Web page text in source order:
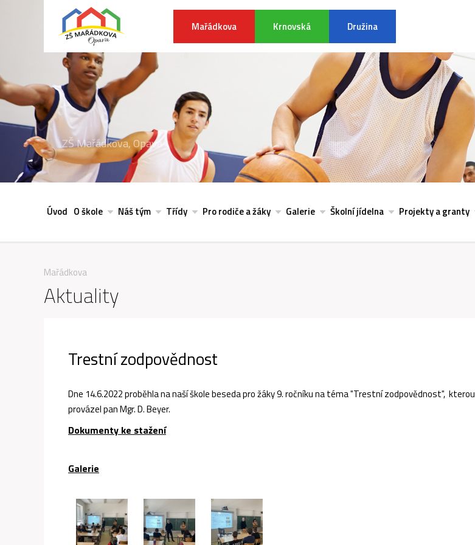
Mařádkova Krnovská Družina
ZŠ Mařádkova, Opava
Úvod O škole Náš tým Třídy Pro rodiče a žáky Galerie Školní jídelna Projekty a granty
Mařádkova
Aktuality
Trestní zodpovědnost
Dne 14.6.2022 proběhla na naší škole beseda pro žáky 9. ročníku na téma "Trestní zodpovědnost", kterou
provázel pan Mgr. D. Beyer.
Dokumenty ke stažení
Galerie